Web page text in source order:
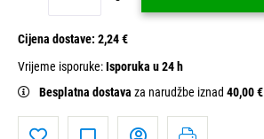
Cijena dostave: 2,24 €
Vrijeme isporuke:Isporuka u 24 h
Besplatna dostava za narudžbe iznad 40,00 €